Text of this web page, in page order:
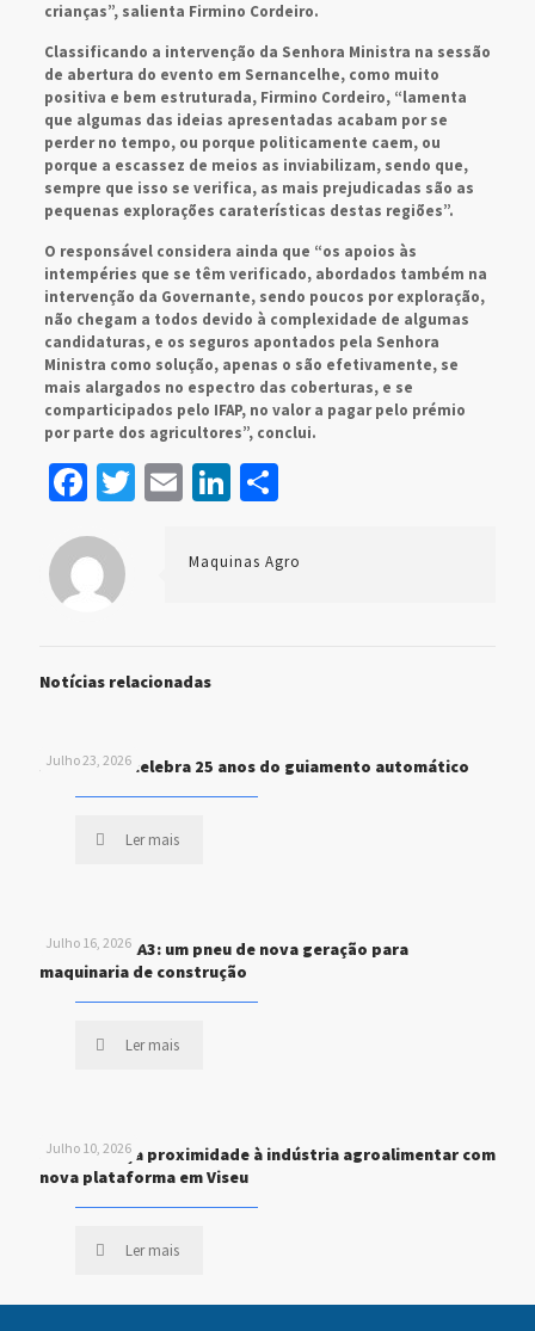
crianças”, salienta Firmino Cordeiro.
Classificando a intervenção da Senhora Ministra na sessão
de abertura do evento em Sernancelhe, como muito
positiva e bem estruturada, Firmino Cordeiro, “lamenta
que algumas das ideias apresentadas acabam por se
perder no tempo, ou porque politicamente caem, ou
porque a escassez de meios as inviabilizam, sendo que,
sempre que isso se verifica, as mais prejudicadas são as
pequenas explorações caraterísticas destas regiões”.
O responsável considera ainda que “os apoios às
intempéries que se têm verificado, abordados também na
intervenção da Governante, sendo poucos por exploração,
não chegam a todos devido à complexidade de algumas
candidaturas, e os seguros apontados pela Senhora
Ministra como solução, apenas o são efetivamente, se
mais alargados no espectro das coberturas, e se
comparticipados pelo IFAP, no valor a pagar pelo prémio
por parte dos agricultores”, conclui.
Facebook
Twitter
EmailLinkedIn
Share
Maquinas Agro
Notícias relacionadas
Julho 23, 2026
John Deere celebra 25 anos do guiamento automático
Ler mais
Julho 16, 2026
MICHELIN XHA3: um pneu de nova geração para
maquinaria de construção
Ler mais
Julho 10, 2026
STEF reforça proximidade à indústria agroalimentar com
nova plataforma em Viseu
Ler mais